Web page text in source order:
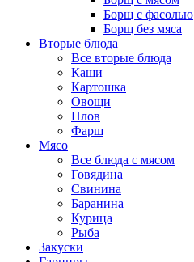
Борщ с фасолью
Борщ без мяса
Вторые блюда
Все вторые блюда
Каши
Картошка
Овощи
Плов
Фарш
Мясо
Все блюда с мясом
Говядина
Свинина
Баранина
Курица
Рыба
Закуски